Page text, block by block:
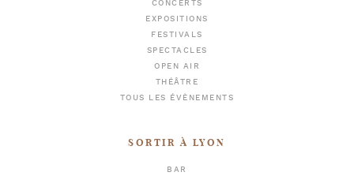
CONCERTS
EXPOSITIONS
FESTIVALS
SPECTACLES
OPEN AIR
THÉÂTRE
TOUS LES ÉVÈNEMENTS
SORTIR À LYON
BAR